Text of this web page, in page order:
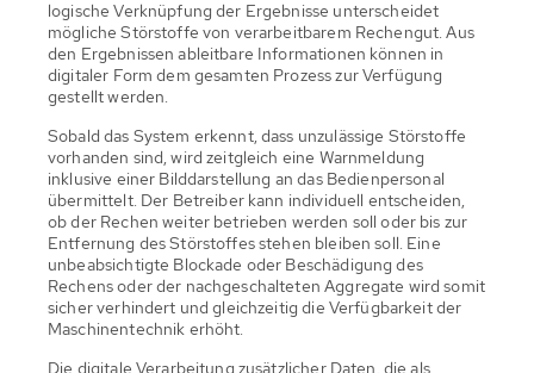
logische Verknüpfung der Ergebnisse unterscheidet
mögliche Störstoffe von verarbeitbarem Rechengut. Aus
den Ergebnissen ableitbare Informationen können in
digitaler Form dem gesamten Prozess zur Verfügung
gestellt werden.
Sobald das System erkennt, dass unzulässige Störstoffe
vorhanden sind, wird zeitgleich eine Warnmeldung
inklusive einer Bilddarstellung an das Bedienpersonal
übermittelt. Der Betreiber kann individuell entscheiden,
ob der Rechen weiter betrieben werden soll oder bis zur
Entfernung des Störstoffes stehen bleiben soll. Eine
unbeabsichtigte Blockade oder Beschädigung des
Rechens oder der nachgeschalteten Aggregate wird somit
sicher verhindert und gleichzeitig die Verfügbarkeit der
Maschinentechnik erhöht.
Die digitale Verarbeitung zusätzlicher Daten, die als